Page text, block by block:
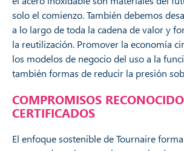
solo el comienzo. También debemos
a lo largo de toda la cadena de valor y
la reutilización. Promover la economía
los modelos de negocio del uso a la
también formas de reducir la presión
COMPROMISOS
CERTIFICADOS
El enfoque sostenible de Tournaire